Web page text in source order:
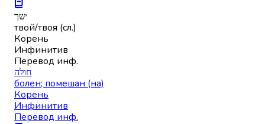
׳שך
твой/твоя (сл.)
Корень
Инфинитив
Перевод инф.
חולה
болен; помешан (на)
Корень
Инфинитив
Перевод инф.